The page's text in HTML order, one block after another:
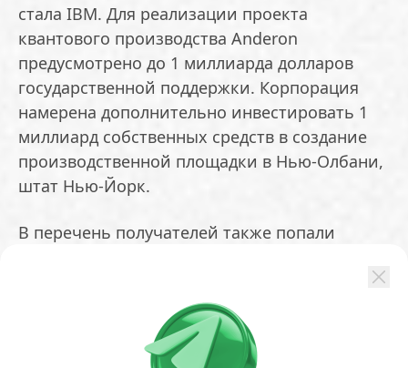
стала IBM. Для реализации проекта
квантового производства Anderon
предусмотрено до 1 миллиарда долларов
государственной поддержки. Корпорация
намерена дополнительно инвестировать 1
миллиард собственных средств в создание
производственной площадки в Нью-Олбани,
штат Нью-Йорк.
В перечень получателей также попали
Infleqtion, Atom Computing, D-Wave Quantum,
Rigetti и Diraq. В NIST уточнили, что
субсидии распределят между двумя
компаниями, занимающимися квантовым